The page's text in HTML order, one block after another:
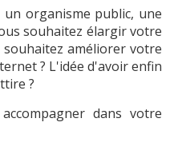
organisme public, une
souhaitez élargir votre
améliorer votre
? L'idée d'avoir enfin
?
dans votre